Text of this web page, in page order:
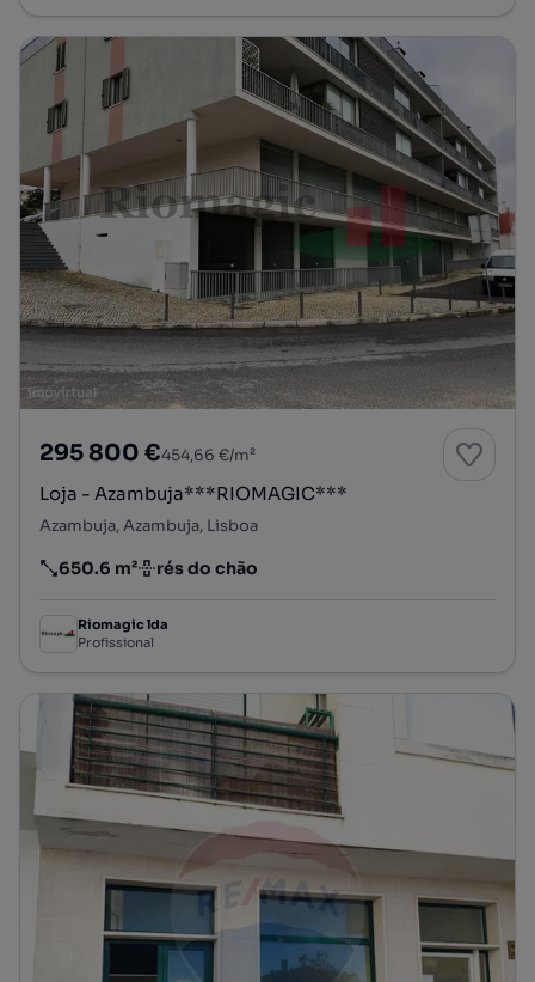
295 800 €454,66 €/m²
Loja - Azambuja***RIOMAGIC***
Azambuja, Azambuja, Lisboa
Preço por metro quadrado
650.6 m²
Andar rés do chão
Riomagic lda
Profissional